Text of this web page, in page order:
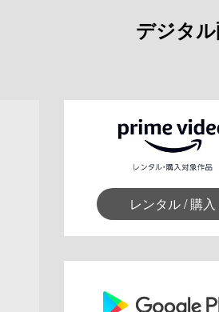
デジタ
レンタル / 購入